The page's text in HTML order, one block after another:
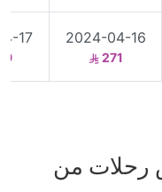
2024-04-16
271
17
رحلات من